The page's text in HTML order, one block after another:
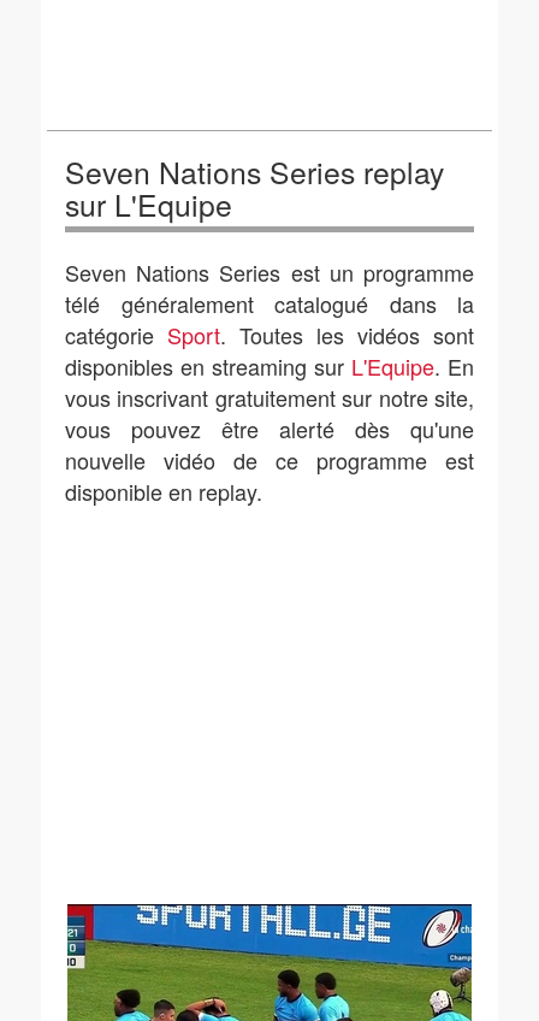
Seven Nations Series replay
sur L'Equipe
Seven Nations Series est un programme
télé généralement catalogué dans la
catégorie Sport. Toutes les vidéos sont
disponibles en streaming sur L'Equipe. En
vous inscrivant gratuitement sur notre site,
vous pouvez être alerté dès qu'une
nouvelle vidéo de ce programme est
disponible en replay.